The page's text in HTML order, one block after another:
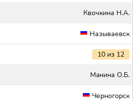
Квочкина Н.А.
Называевск
10 из 12
Maнина О.Б.
Черногорск